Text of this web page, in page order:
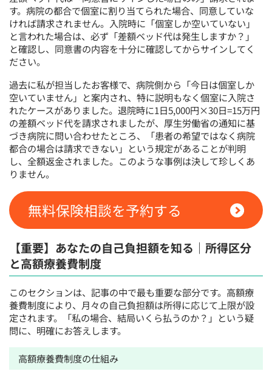
す。病院の都合で個室に割り当てられた場合、同意していな
ければ請求されません。入院時に「個室しか空いていない」
と言われた場合は、必ず「差額ベッド代は発生しますか？」
と確認し、同意書の内容を十分に確認してからサインしてく
ださい。
過去に私が担当したお客様で、病院側から「今日は個室しか
空いていません」と案内され、特に説明もなく個室に入院さ
れたケースがありました。退院時に1日5,000円×30日=15万円
の差額ベッド代を請求されましたが、厚生労働省の通知に基
づき病院に問い合わせたところ、「患者の希望ではなく病院
都合の場合は請求できない」という規定があることが判明
し、全額返金されました。このような事例は決して珍しくあ
りません。
無料保険相談を予約する
【重要】あなたの自己負担額を知る｜所得区分
と高額療養費制度
このセクションは、記事の中で最も重要な部分です。高額療
養費制度により、月々の自己負担額は所得に応じて上限が設
定されます。「私の場合、結局いくら払うのか？」という疑
問に、明確にお答えします。
高額療養費制度の仕組み